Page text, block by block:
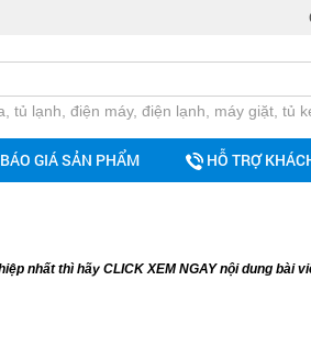
tủ lạnh, điện máy, điện lạnh, máy giặt, tủ
BÁO GIÁ SẢN PHẨM HỖ TRỢ
nhất thì hãy CLICK XEM NGAY nội dung bài